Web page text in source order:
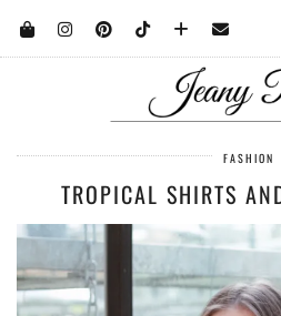
FASHION
TROPICAL SHIRTS